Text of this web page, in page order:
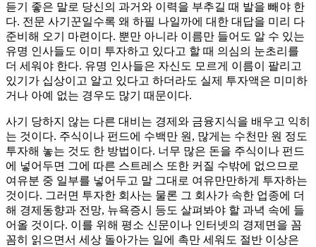
듣기 좋은 말로 당신의 과거와 이력을 부추길 때 발을 빼야 한
다. 전문 사기꾼일수록 왜 하필 나일까에 대한 대답을 미리 다
준비해 오기 마련이다. 뿐만 아니라 이름만 들어도 알 수 있는
유명 인사들도 이미 투자하고 있다고 할 때 의심의 눈초리를
더 세워야 한다. 유명 인사들은 자신도 모르게 이름이 팔리고
있기가 십상이고 알고 있다고 하더라도 실제 투자액은 미미하
거나 아예 없는 경우도 많기 때문이다.
사기 당하지 않는 다른 대비는 경제와 금융지식을 배우고 익히
는 것이다. 주식이나 펀드에 수백만 원, 많게는 수천만 원 정도
투자해 놓는 것도 한 방법이다. 너무 많은 돈을 주식이나 펀드
에 넣어두면 그에 따른 스트레스 또한 커질 수밖에 없으므로
여유분 중 일부를 넣어두고 말 그대로 여유만만하게 투자하는
것이다. 그러면 투자한 회사는 물론 그 회사가 속한 업종에 더
해 경제동향과 전망, 뉴욕증시 등도 살펴봐야 할 과녁 속에 들
어올 것이다. 이를 위해 평소 신문이나 인터넷의 경제면을 꼼
꼼히 읽으면서 세상 돌아가는 일에 촉만 세워도 절반 이상은